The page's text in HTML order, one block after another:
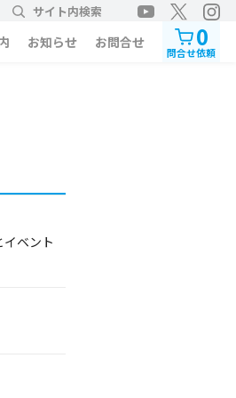
サイト内検索
お知らせ お問合せ 0
問合せ依頼
ベント